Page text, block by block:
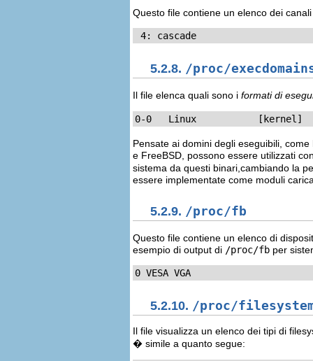
Questo file contiene un elenco dei
4: cascade
5.2.8. /proc/
Il file elenca quali sono i formati di
0-0   Linux           [kernel]
Pensate ai domini degli eseguibili,
e FreeBSD, possono essere utilizzati
sistema da questi binari,cambiando la
essere implementate come moduli
5.2.9. /proc/fb
Questo file contiene un elenco di
esempio di output di /proc/fb per
0 VESA VGA
5.2.10. /proc/
Il file visualizza un elenco dei tipi di
� simile a quanto segue: